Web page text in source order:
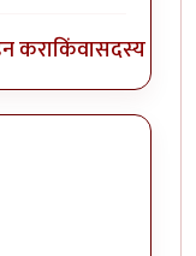
कराकिंवासदस्य व्हा
साबुदाण्याच्या